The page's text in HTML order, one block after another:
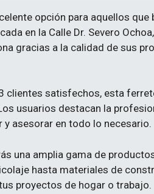
opción para aquellos que
en la Calle Dr. Severo
gracias a la calidad de sus
clientes satisfechos, esta
usuarios destacan la
y asesorar en todo lo necesario.
una amplia gama de
hasta materiales de
proyectos de hogar o trabajo.